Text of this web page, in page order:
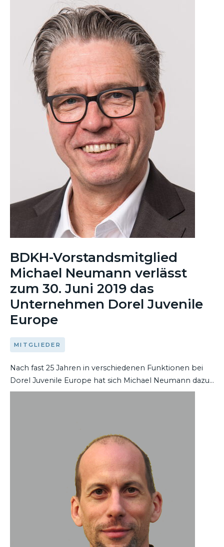
Ranga Yogeshwar, sowie dem wissenschaftlichen Leiter
des Wettbewerbs, Prof. Dr. Nikolaus Franke und
compamedia in der Frankfurter Jahrhunderthalle
ausgezeichnet.
BDKH-Vorstandsmitglied
Michael Neumann verlässt
zum 30. Juni 2019 das
Unternehmen Dorel Juvenile
Europe
MITGLIEDER
Nach fast 25 Jahren in verschiedenen Funktionen bei
Dorel Juvenile Europe hat sich Michael Neumann dazu
entschieden, das Unternehmen zu verlassen und sich
verantwortlich für die Organisationen des
Unternehmens in der D/A/CH-Region, den Benelux-
Staaten, Skandinavien und Polen sowie für weitere
internationale Exportaktivitäten.